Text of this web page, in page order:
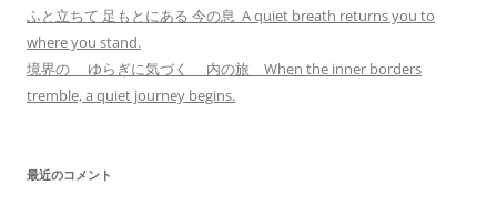
ふと立ちて 足もとにある 今の息 A quiet breath returns you to
where you stand.
境界の ゆらぎに気づく 内の旅 When the inner borders
tremble, a quiet journey begins.
最近のコメント